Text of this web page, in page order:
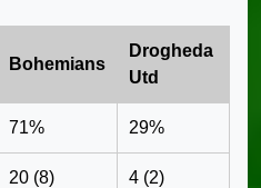
Bohemians
Drogheda
Utd
71% 29%
20 (8) 4 (2)